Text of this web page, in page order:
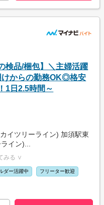
検品/梱包】＼主婦活躍
けからの勤務OK◎格安
1日2.5時間～
イツリーライン) 加須駅東
イン)...
みる ∨
ダー活躍中 フリーター歓迎